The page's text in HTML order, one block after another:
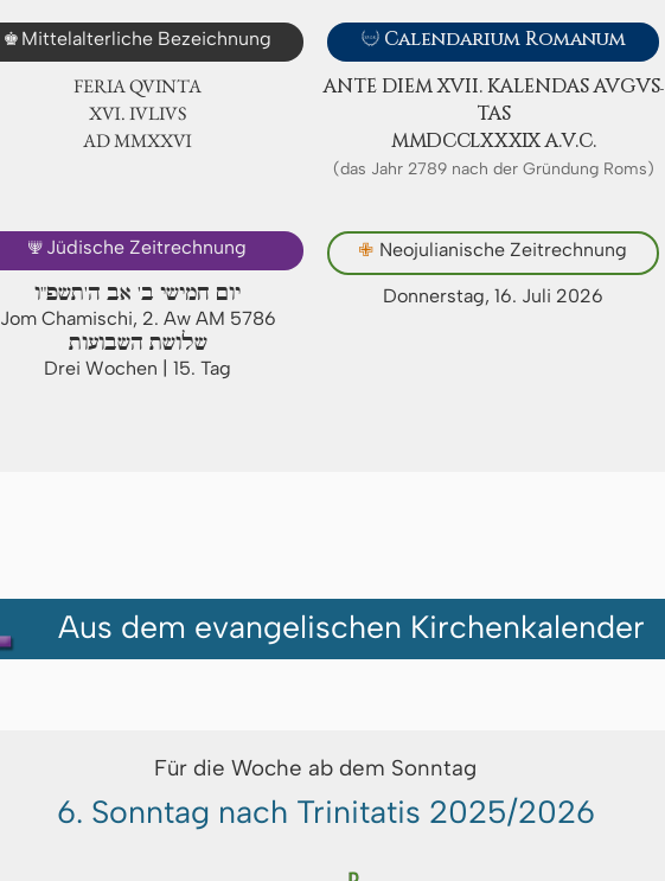
♚ Mittelalterliche Bezeichnung
FERIA QUINTA
ⅩⅥ. IVLIVS
AD ⅯⅯⅩⅩⅥ
 Calendarium Romanum
ANTE DIEM XVII. KA­LEN­DAS AV­GVS­
TAS
ⅯⅯⅮⅭⅭⅬⅩⅩⅩⅨ A.V.C.
(das Jahr 2789 nach der Gründung Roms)
🕎 Jüdische Zeitrechnung
יום חמישי ב' אב ה'תשפ"ו
Jom Chamischi, 2. Aw AM 5786
שלושת השבועות
Drei Wochen | 15. Tag
✙ Neojulianische Zeitrechnung
Donnerstag, 16. Juli 2026
Aus dem evangelischen Kirchenkalender
Für die Woche ab dem Sonntag
6. Sonntag nach Trinitatis 2025/2026